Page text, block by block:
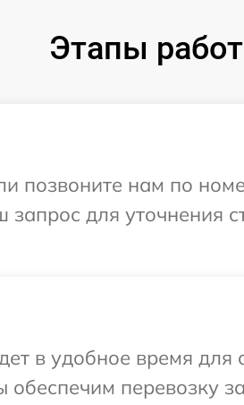
Этапы
позвоните нам по
для уточнения
в удобное время для
перевозку